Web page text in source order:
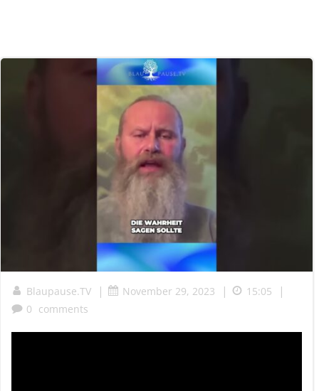
Blaupause.TV | November 29, 2023 | 15:05 |
0 comments